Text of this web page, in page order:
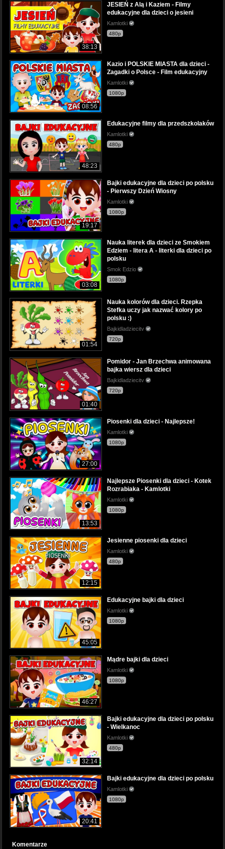
38:13
JESIEŃ z Alą i Kaziem - Filmy
edukacyjne dla dzieci o jesieni
Kamlotki
480p
08:56
Kazio i POLSKIE MIASTA dla dzieci -
Zagadki o Polsce - Film edukacyjny
Kamlotki
1080p
48:23
Edukacyjne filmy dla przedszkolaków
Kamlotki
480p
19:17
Bajki edukacyjne dla dzieci po polsku
- Pierwszy Dzień Wiosny
Kamlotki
1080p
03:08
Nauka literek dla dzieci ze Smokiem
Edziem - litera A - literki dla dzieci po
polsku
Smok Edzio
1080p
01:54
Nauka kolorów dla dzieci. Rzepka
Stefka uczy jak nazwać kolory po
polsku :)
Bajkidladziecitv
720p
01:40
Pomidor - Jan Brzechwa animowana
bajka wiersz dla dzieci
Bajkidladziecitv
720p
27:00
Piosenki dla dzieci - Najlepsze!
Kamlotki
1080p
13:53
Najlepsze Piosenki dla dzieci - Kotek
Rozrabiaka - Kamlotki
Kamlotki
1080p
12:15
Jesienne piosenki dla dzieci
Kamlotki
480p
45:05
Edukacyjne bajki dla dzieci
Kamlotki
1080p
46:27
Mądre bajki dla dzieci
Kamlotki
1080p
32:14
Bajki edukacyjne dla dzieci po polsku
- Wielkanoc
Kamlotki
480p
20:41
Bajki edukacyjne dla dzieci po polsku
Kamlotki
1080p
Komentarze